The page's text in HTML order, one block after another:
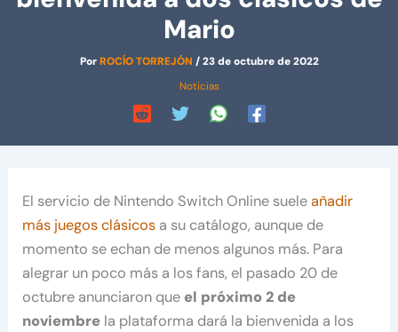
Mario
PorROCÍO TORREJÓN /23 de octubre de 2022
Noticias
El servicio de Nintendo Switch Online sueleañadir
más juegos clásicos a su catálogo, aunque de
momento se echan de menos algunos más. Para
alegrar un poco más a los fans, el pasado 20 de
octubre anunciaron que el próximo 2 de
noviembre la plataforma dará la bienvenida a los